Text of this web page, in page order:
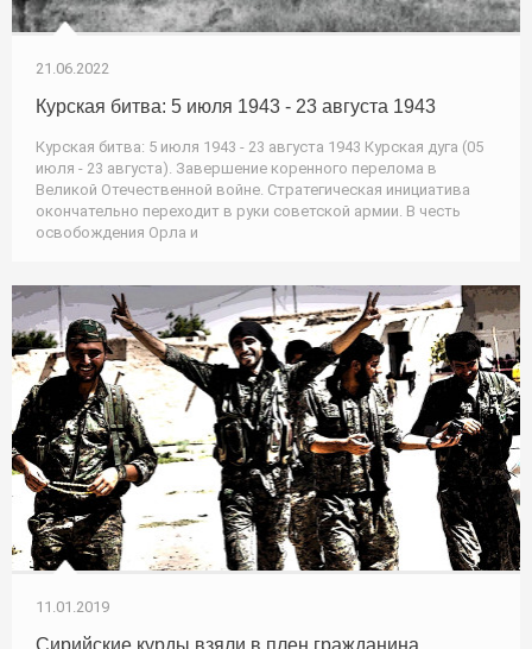
21.06.2022
Курская битва: 5 июля 1943 - 23 августа 1943
Курская битва: 5 июля 1943 - 23 августа 1943 Курская дуга (05
июля - 23 августа). Завершение коренного перелома в
Великой Отечественной войне. Стратегическая инициатива
окончательно переходит в руки советской армии. В честь
освобождения Орла и
11.01.2019